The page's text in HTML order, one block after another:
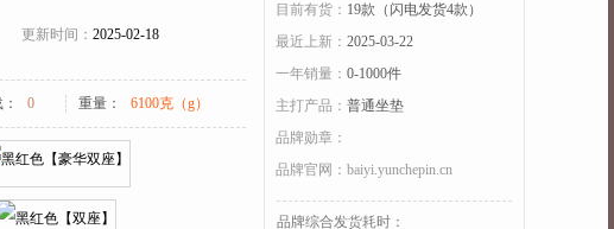
更新时间： 2025-02-18
0 重量： 6100克（g）
目前有货： 19款（闪电发货4款）
最近上新： 2025-03-22
一年销量： 0-1000件
主打产品： 普通坐垫
品牌勋章：
品牌官网： baiyi.yunchepin.cn
品牌综合发货耗时：
收起>>